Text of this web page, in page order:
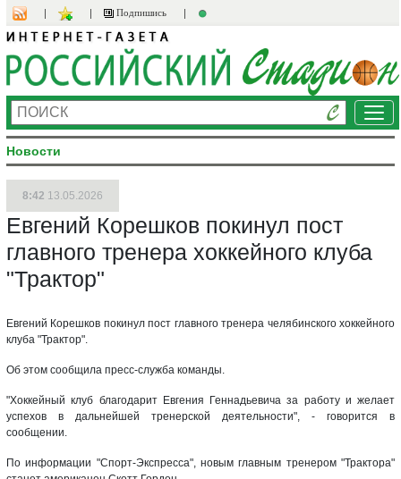
Подпишись
Новости
8:42 13.05.2026
Евгений Корешков покинул пост
главного тренера хоккейного клуба
"Трактор"
Евгений Корешков покинул пост главного тренера челябинского хоккейного
клуба "Трактор".
Об этом сообщила пресс-служба команды.
"Хоккейный клуб благодарит Евгения Геннадьевича за работу и желает
успехов в дальнейшей тренерской деятельности", - говорится в
сообщении.
По информации "Спорт-Экспресса", новым главным тренером "Трактора"